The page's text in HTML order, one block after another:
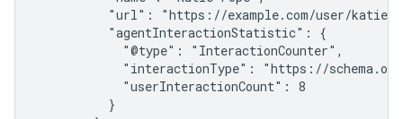
"url": "https://example.com/user/katie-
          "agentInteractionStatistic": {
            "@type": "InteractionCounter",
"interactionType": "https://
            "userInteractionCount": 8
          }